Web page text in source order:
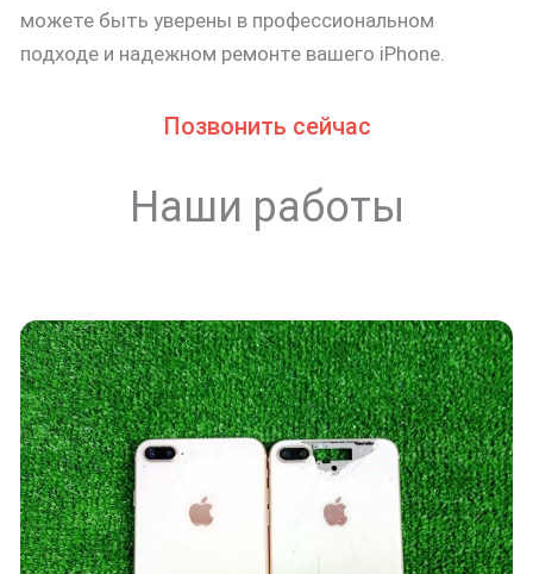
можете быть уверены в профессиональном
подходе и надежном ремонте вашего iPhone.
Позвонить сейчас
Наши работы